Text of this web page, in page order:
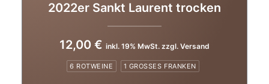
2022er Sankt Laurent trocken
12,00 € inkl. 19% MwSt. zzgl. Versand
6 ROTWEINE 1 GROSSES FRANKEN